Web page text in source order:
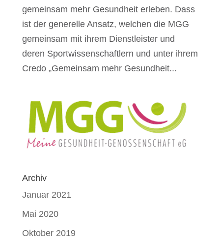
gemeinsam mehr Gesundheit erleben. Dass
ist der generelle Ansatz, welchen die MGG
gemeinsam mit ihrem Dienstleister und
deren Sportwissenschaftlern und unter ihrem
Credo „Gemeinsam mehr Gesundheit...
Archiv
Januar 2021
Mai 2020
Oktober 2019